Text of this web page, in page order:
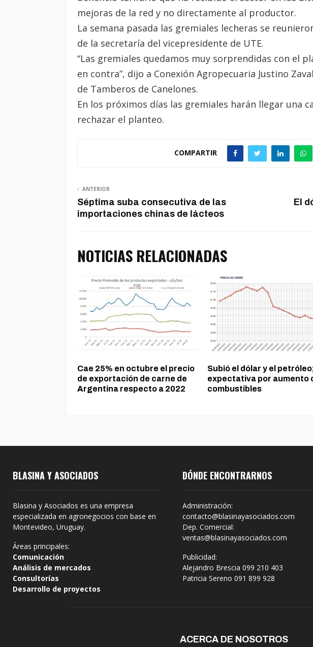
mejoras de la red y no directamente al productor.
La semana pasada las gremiales lecheras se
de la secretaría del vicepresidente de UTE.
“Las gremiales quedamos muy sorprendidas con el
en contra”, dijo a Conexión Agropecuaria Justino
de Tamberos de Canelones.
En los próximos días las gremiales harán llegar una
rechazar el planteo.
COMPARTIR
ANTERIOR
Séptima suba consecutiva de las
importaciones chinas de lácteos
El
NOTICIAS RELACIONADAS
Cae 25% en octubre el precio
de exportación de carne de
Argentina respecto a 2022
Subió el dólar y el
expectativa por aumento
combustibles
BLASINA Y ASOCIADOS
Blasina y Asociados es una empresa
especializada en agronegocios con base en
Montevideo, Uruguay.
Áreas principales:
Comunicación
Análisis de mercados
Consultorías
Desarrollo de proyectos
DÓNDE ENCONTRARNOS
Administración:
contacto@blasinayasociados.com
Dep. Comercial:
ventas@blasinayasociados.com
Publicidad:
Alejandro Brescia 099 210 403
Patricia Sereno 091 899 928
ACERCA DE NOSOTROS